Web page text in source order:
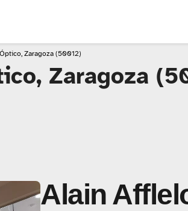
Zaragoza (50012)
Zaragoza
Alain